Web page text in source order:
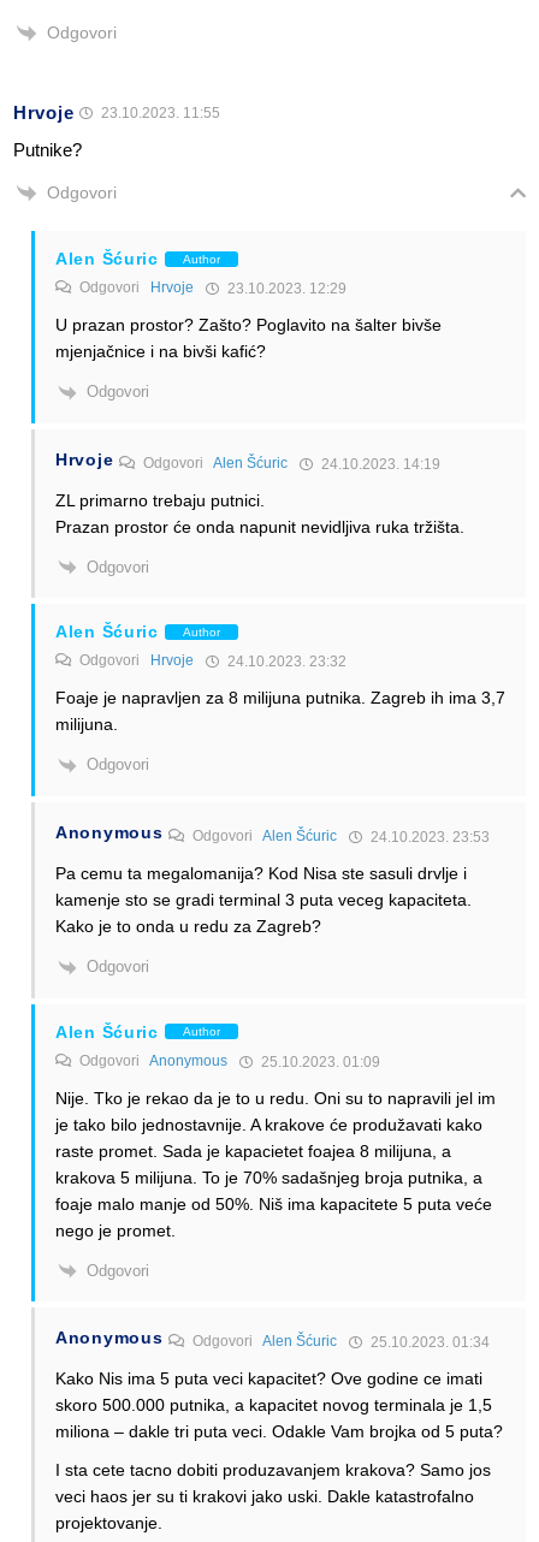
Odgovori
Hrvoje 23.10.2023. 11:55
Putnike?
Odgovori
Alen Šćuric Author
Odgovori Hrvoje 23.10.2023. 12:29
U prazan prostor? Zašto? Poglavito na šalter bivše
mjenjačnice i na bivši kafić?
Odgovori
Hrvoje OdgovoriAlen Šćuric 24.10.2023. 14:19
ZL primarno trebaju putnici.
Prazan prostor će onda napunit nevidljiva ruka tržišta.
Odgovori
Alen Šćuric Author
Odgovori Hrvoje 24.10.2023. 23:32
Foaje je napravljen za 8 milijuna putnika. Zagreb ih ima 3,7
milijuna.
Odgovori
Anonymous OdgovoriAlen Šćuric 24.10.2023. 23:53
Pa cemu ta megalomanija? Kod Nisa ste sasuli drvlje i
kamenje sto se gradi terminal 3 puta veceg kapaciteta.
Kako je to onda u redu za Zagreb?
Odgovori
Alen Šćuric Author
Odgovori Anonymous 25.10.2023. 01:09
Nije. Tko je rekao da je to u redu. Oni su to napravili jel im
je tako bilo jednostavnije. A krakove će produžavati kako
raste promet. Sada je kapacietet foajea 8 milijuna, a
krakova 5 milijuna. To je 70% sadašnjeg broja putnika, a
foaje malo manje od 50%. Niš ima kapacitete 5 puta veće
nego je promet.
Odgovori
Anonymous OdgovoriAlen Šćuric 25.10.2023. 01:34
Kako Nis ima 5 puta veci kapacitet? Ove godine ce imati
skoro 500.000 putnika, a kapacitet novog terminala je 1,5
miliona – dakle tri puta veci. Odakle Vam brojka od 5 puta?
I sta cete tacno dobiti produzavanjem krakova? Samo jos
veci haos jer su ti krakovi jako uski. Dakle katastrofalno
projektovanje.